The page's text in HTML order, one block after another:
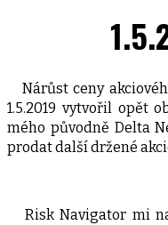
Nárůst ceny
1.5.2019 vytvořil opět
mého původně Delta
prodat další držené
Risk Navigator mi